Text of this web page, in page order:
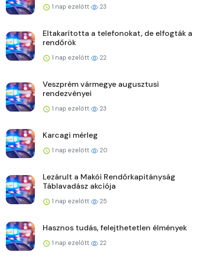
1 nap ezelőtt 23
Eltakarította a telefonokat, de elfogták a
rendőrök
1 nap ezelőtt 22
Veszprém vármegye augusztusi
rendezvényei
1 nap ezelőtt 23
Karcagi mérleg
1 nap ezelőtt 20
Lezárult a Makói Rendőrkapitányság
Táblavadász akciója
1 nap ezelőtt 25
Hasznos tudás, felejthetetlen élmények
1 nap ezelőtt 22